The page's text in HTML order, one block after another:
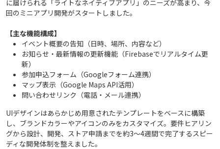
に届けられる「ライトなネイティブアプリ」のニーズが高まり、今
回のミニアプリ開発がスタートしました。
【主な機能構成】
イベント概要の告知（日時、場所、内容など）
お知らせ・最新情報の更新機能（Firebaseでリアルタイム更
新）
参加申込フォーム（Googleフォーム連携）
マップ表示（Google Maps API活用）
問い合わせリンク（電話・メール連携）
UIデザインはあらかじめ用意されたテンプレートをベースに構築
し、ブランドカラーやアイコンのみをカスタマイズ。要件ヒアリン
グから設計、開発、ストア申請までを約3〜4週間で完了するスピー
ディな開発体制を整えました。